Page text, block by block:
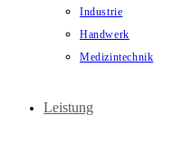
Industrie
Handwerk
Medizintechnik
Leistung